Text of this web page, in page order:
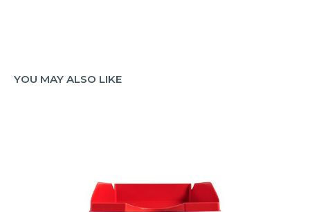
YOU MAY ALSO LIKE